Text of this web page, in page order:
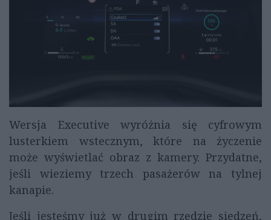
Wersja Executive wyróżnia się cyfrowym
lusterkiem wstecznym, które na życzenie
może wyświetlać obraz z kamery. Przydatne,
jeśli wieziemy trzech pasażerów na tylnej
kanapie.
Jeśli jesteśmy już w drugim rzędzie siedzeń,